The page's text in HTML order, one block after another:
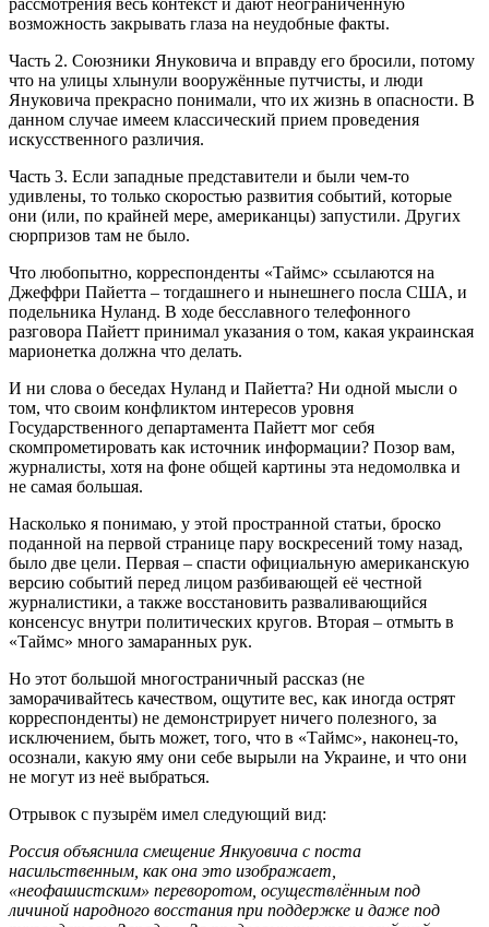
возможность закрывать глаза на неудобные факты.
Часть 2. Союзники Януковича и вправду его бросили, потому
что на улицы хлынули вооружённые путчисты, и люди
Януковича прекрасно понимали, что их жизнь в опасности. В
данном случае имеем классический прием проведения
искусственного различия.
Часть 3. Если западные представители и были чем-то
удивлены, то только скоростью развития событий, которые
они (или, по крайней мере, американцы) запустили. Других
сюрпризов там не было.
Что любопытно, корреспонденты «Таймс» ссылаются на
Джеффри Пайетта – тогдашнего и нынешнего посла США, и
подельника Нуланд. В ходе бесславного телефонного
разговора Пайетт принимал указания о том, какая украинская
марионетка должна что делать.
И ни слова о беседах Нуланд и Пайетта? Ни одной мысли о
том, что своим конфликтом интересов уровня
Государственного департамента Пайетт мог себя
скомпрометировать как источник информации? Позор вам,
журналисты, хотя на фоне общей картины эта недомолвка и
не самая большая.
Насколько я понимаю, у этой пространной статьи, броско
поданной на первой странице пару воскресений тому назад,
было две цели. Первая – спасти официальную американскую
версию событий перед лицом разбивающей её честной
журналистики, а также восстановить разваливающийся
консенсус внутри политических кругов. Вторая – отмыть в
«Таймс» много замаранных рук.
Но этот большой многостраничный рассказ (не
заморачивайтесь качеством, ощутите вес, как иногда острят
корреспонденты) не демонстрирует ничего полезного, за
исключением, быть может, того, что в «Таймс», наконец-то,
осознали, какую яму они себе вырыли на Украине, и что они
не могут из неё выбраться.
Отрывок с пузырём имел следующий вид:
Россия объяснила смещение Янкуовича с поста
насильственным, как она это изображает,
«неофашистским» переворотом, осуществлённым под
личиной народного восстания при поддержке и даже под